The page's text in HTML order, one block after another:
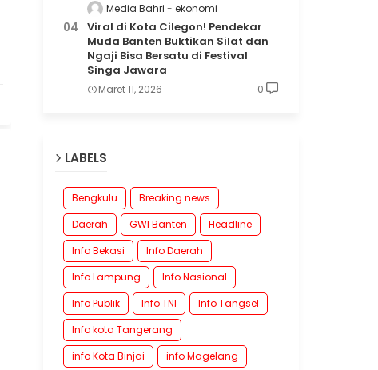
Media Bahri ekonomi
Viral di Kota Cilegon! Pendekar
Muda Banten Buktikan Silat dan
Ngaji Bisa Bersatu di Festival
Singa Jawara
Maret 11, 2026 0
LABELS
Bengkulu
Breaking news
Daerah
GWI Banten
Headline
Info Bekasi
Info Daerah
Info Lampung
Info Nasional
Info Publik
Info TNI
Info Tangsel
Info kota Tangerang
info Kota Binjai
info Magelang